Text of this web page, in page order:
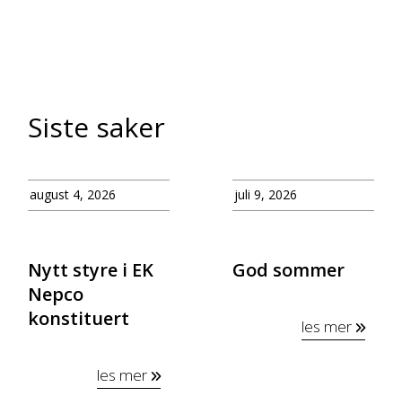
Siste saker
august 4, 2026
Nytt styre i EK
Nepco
konstituert
les mer
juli 9, 2026
God sommer
les mer